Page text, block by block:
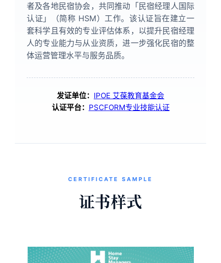
者及各地民宿协会，共同推动「民宿经理人国际
认证」（简称 HSM）工作。该认证旨在建立一
套科学且有效的专业评估体系，以提升民宿经理
人的专业能力与从业资质，进一步强化民宿的整
体运营管理水平与服务品质。
发证单位： IPOE 艾葆教育基金会
认证平台： PSCFORM专业技能认证
CERTIFICATE SAMPLE
证书样式